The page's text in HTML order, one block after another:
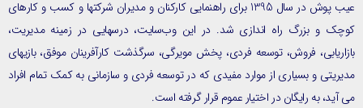
عیب پوش در سال 1395 برای راهنمایی کارکنان و مدیران شرکتها و کسب و کارهای
و بزرگ راه اندازی شد. در این وب‌سایت، درسهایی در زمینه مدیریت،
فروش، توسعه فردی، پخش مویرگی، سرگذشت کارآفرینان موفق، بازیهای
و بسیاری از موارد مفیدی که در توسعه فردی و سازمانی به کمک تمام افراد
به رایگان در اختیار عموم قرار گرفته است.